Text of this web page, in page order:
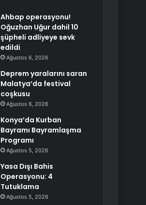
Ahbap operasyonu!
Oğuzhan Uğur dahil 10
şüpheli adliyeye sevk
edildi
Ağustos 6, 2026
Deprem yaralarını saran
Malatya’da festival
coşkusu
Ağustos 6, 2026
Konya’da Kurban
Bayramı Bayramlaşma
Programı
Ağustos 5, 2026
Yasa Dışı Bahis
Operasyonu: 4
Tutuklama
Ağustos 5, 2026